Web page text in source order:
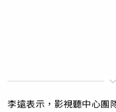
李遠表示，影視聽中心團